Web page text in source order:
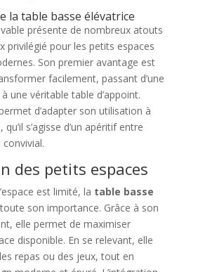
la table basse élévatrice
présente de nombreux atouts
privilégié pour les petits espaces
Son premier avantage est
facilement, passant d’une
une véritable table d’appoint.
d’adapter son utilisation à
s’agisse d’un apéritif entre
convivial.
des petits espaces
est limité, la table basse
son importance. Grâce à son
elle permet de maximiser
disponible. En se relevant, elle
repas ou des jeux, tout en